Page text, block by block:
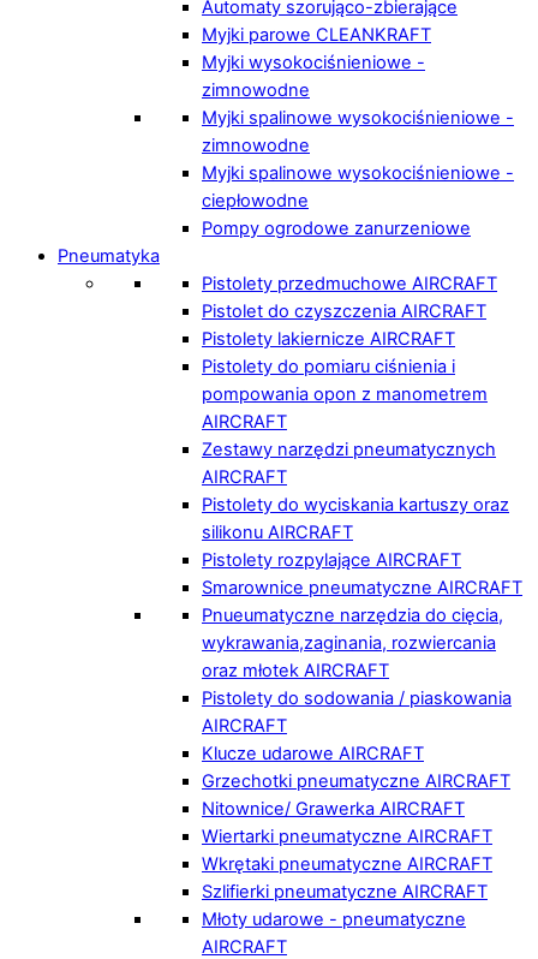
Automaty szorująco-zbierające
Myjki parowe CLEANKRAFT
Myjki wysokociśnieniowe -
zimnowodne
Myjki spalinowe wysokociśnieniowe -
zimnowodne
Myjki spalinowe wysokociśnieniowe -
ciepłowodne
Pompy ogrodowe zanurzeniowe
Pneumatyka
Pistolety przedmuchowe AIRCRAFT
Pistolet do czyszczenia AIRCRAFT
Pistolety lakiernicze AIRCRAFT
Pistolety do pomiaru ciśnienia i
pompowania opon z manometrem
AIRCRAFT
Zestawy narzędzi pneumatycznych
AIRCRAFT
Pistolety do wyciskania kartuszy oraz
silikonu AIRCRAFT
Pistolety rozpylające AIRCRAFT
Smarownice pneumatyczne AIRCRAFT
Pnueumatyczne narzędzia do cięcia,
wykrawania,zaginania, rozwiercania
oraz młotek AIRCRAFT
Pistolety do sodowania / piaskowania
AIRCRAFT
Klucze udarowe AIRCRAFT
Grzechotki pneumatyczne AIRCRAFT
Nitownice/ Grawerka AIRCRAFT
Wiertarki pneumatyczne AIRCRAFT
Wkrętaki pneumatyczne AIRCRAFT
Szlifierki pneumatyczne AIRCRAFT
Młoty udarowe - pneumatyczne
AIRCRAFT